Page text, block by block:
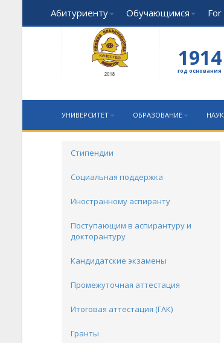
Абитуриенту Обучающимся
1914
год основания
УНИВЕРСИТЕТ ОБРАЗОВАНИЕ
Стипендии
Социальная поддержка
Иностранному аспиранту
Поступающим в аспирантуру и
докторантуру
Кандидатские экзамены
Промежуточная аттестация
Итоговая аттестация (ГАК)
Гранты